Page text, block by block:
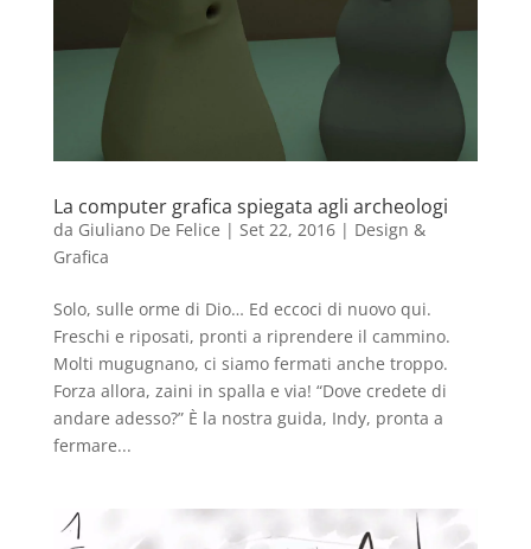
La computer grafica spiegata agli archeologi
da Giuliano De Felice | Set 22, 2016| Design &
Grafica
Solo, sulle orme di Dio… ​Ed eccoci di nuovo qui.
Freschi e riposati, pronti a riprendere il cammino.
Molti mugugnano, ci siamo fermati anche troppo.
Forza allora, zaini in spalla e via! “Dove credete di
andare adesso?” È la nostra guida, Indy, pronta a
fermare...